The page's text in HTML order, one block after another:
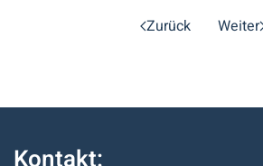
Zurück Weiter